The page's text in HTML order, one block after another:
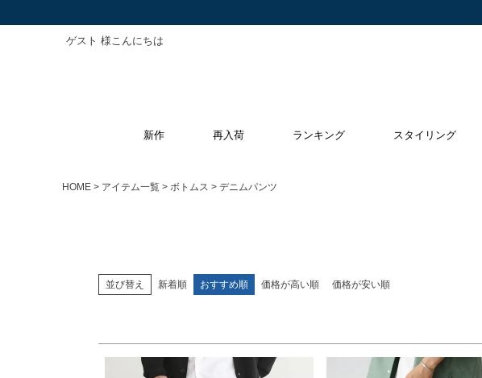
ゲスト 様こんにちは
新作 再入荷 ランキング スタイリング
HOME アイテム一覧 ボトムス デニムパンツ
並び替え 新着順 おすすめ順 価格が高い順 価格が安い順